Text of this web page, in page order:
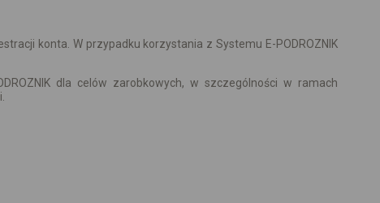
konta. W przypadku korzystania z Systemu E-PODROZNIK
dla celów zarobkowych, w szczególności w ramach